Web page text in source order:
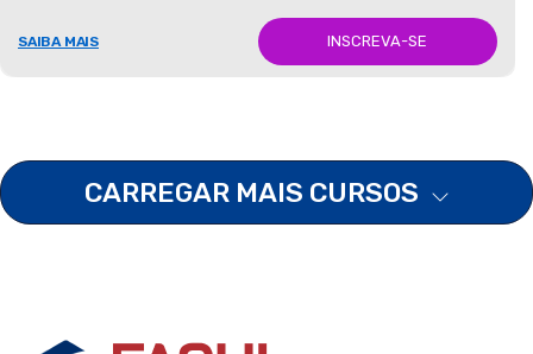
SAIBA MAIS INSCREVA-SE
CARREGAR MAIS CURSOS